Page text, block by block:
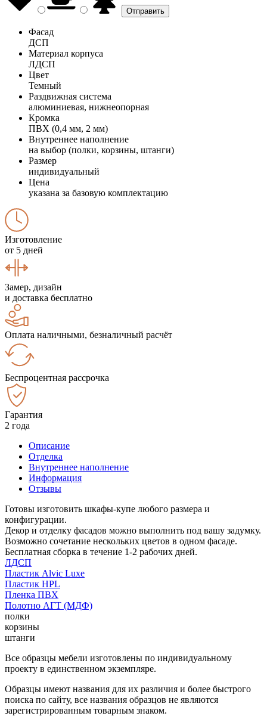
Фасад
ДСП
Материал корпуса
ЛДСП
Цвет
Темный
Раздвижная система
алюминиевая, нижнеопорная
Кромка
ПВХ (0,4 мм, 2 мм)
Внутреннее наполнение
на выбор (полки, корзины, штанги)
Размер
индивидуальный
Цена
указана за базовую комплектацию
Изготовление
от 5 дней
Замер, дизайн
и доставка бесплатно
Оплата наличными, безналичный расчёт
Беспроцентная рассрочка
Гарантия
2 года
Описание
Отделка
Внутреннее наполнение
Информация
Отзывы
Готовы изготовить шкафы-купе любого размера и
конфигурации.
Декор и отделку фасадов можно выполнить под вашу задумку.
Возможно сочетание нескольких цветов в одном фасаде.
Бесплатная сборка в течение 1-2 рабочих дней.
ЛДСП
Пластик Alvic Luxe
Пластик HPL
Пленка ПВХ
Полотно АГТ (МДФ)
полки
корзины
штанги
Все образцы мебели изготовлены по индивидуальному
проекту в единственном экземпляре.
Образцы имеют названия для их различия и более быстрого
поиска по сайту, все названия образцов не являются
зарегистрированным товарным знаком.